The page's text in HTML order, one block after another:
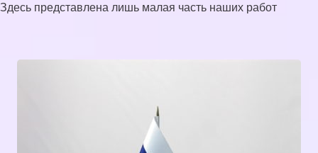
Здесь представлена лишь малая часть наших работ